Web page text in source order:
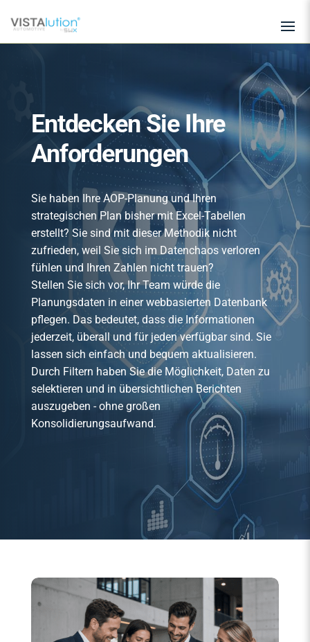
Entdecken Sie Ihre
Anforderungen
Sie haben Ihre AOP-Planung und Ihren
strategischen Plan bisher mit Excel-Tabellen
erstellt? Sie sind mit dieser Methodik nicht
zufrieden, weil Sie sich im Datenchaos verloren
fühlen und Ihren Zahlen nicht trauen?
Stellen Sie sich vor, Ihr Team würde die
Planungsdaten in einer webbasierten Datenbank
pflegen. Das bedeutet, dass die Informationen
jederzeit, überall und für jeden verfügbar sind. Sie
lassen sich einfach und bequem aktualisieren.
Durch Filtern haben Sie die Möglichkeit, Daten zu
selektieren und in übersichtlichen Berichten
auszugeben - ohne großen
Konsolidierungsaufwand.